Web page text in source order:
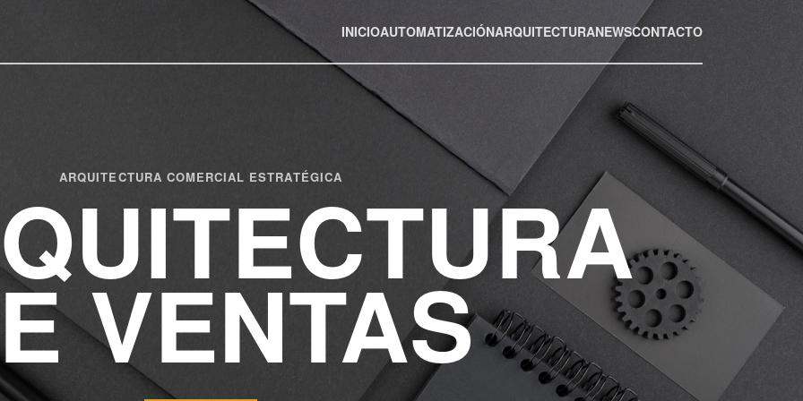
INICIOAUTOMATIZACIÓNARQUITECTURANEWSCONTACTO
ARQUITECTURA COMERCIAL ESTRATÉGICA
VENTAS